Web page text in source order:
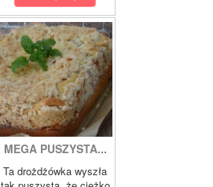
MEGA PUSZYSTA...
Ta drożdżówka wyszła